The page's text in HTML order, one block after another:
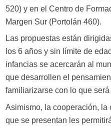
520) y en el Centro de
Margen Sur (Portolán 460).
Las propuestas están
los 6 años y sin límite de
infancias se acercarán al
que desarrollen el
familiarizarse con lo que
Asimismo, la cooperación,
que se presentan les